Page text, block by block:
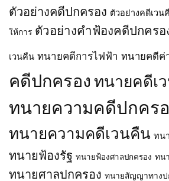
ปรับ
แก้
ทิศทาง
แนว
ระบบ
ข่าย
ไฟฟ้า)
ที่
พ.ศ.
2569
ปรับ
แก้
ทิศทาง
แนว
ระบบ
ข่าย
ไฟฟ้า)
ตามพ
ระ
บัญญัติ
การ
จังหวัด
พ.ศ.
ท้อง
ที่
ตำบล
และ
วิเชียร
น้ำยืน
อุบลราชธานี
2569
ตัวอย่างคดีปกครอง ตัวอย่างคดีเวน
ให้การ ตัวอย่างคำฟ้องคดีปกครอ
เวนคืน ทนายคดีการไฟฟ้า ทนายคดีค่
คดีปกครอง ทนายคดีเ
ทนายความคดีปกคร
ทนายความคดีเวนคืน ทน
ทนายฟ้องรัฐ ทนายฟ้องศาลปกครอง ทน
ทนายศาลปกครอง ทนายสัญญาทางป